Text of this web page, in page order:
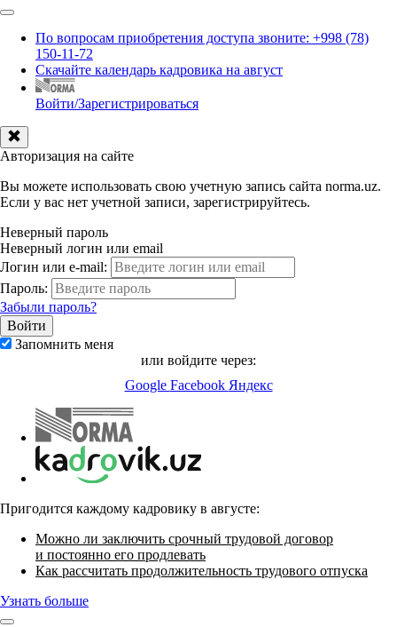
По вопросам приобретения доступа звоните: +998 (78)
150-11-72
Скачайте календарь кадровика на август
Войти/Зарегистрироваться
Авторизация на сайте
Вы можете использовать свою учетную запись сайта norma.uz.
Если у вас нет учетной записи, зарегистрируйтесь.
Неверный пароль
Неверный логин или email
Логин или e-mail:
Пароль:
Забыли пароль?
Запомнить меня
или войдите через:
Google Facebook Яндекс
Пригодится каждому кадровику в августе:
Можно ли заключить срочный трудовой договор
и постоянно его продлевать
Как рассчитать продолжительность трудового отпуска
Узнать больше